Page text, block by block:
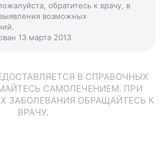
обратитесь к врачу, в
возможных
13 марта 2013
В СПРАВОЧНЫХ
САМОЛЕЧЕНИЕМ. ПРИ
ЗАБОЛЕВАНИЯ ОБРАЩАЙТЕСЬ К
ВРАЧУ.